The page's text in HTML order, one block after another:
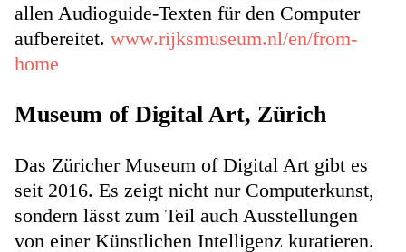
allen Audioguide-Texten für den Computer
aufbereitet. www.rijksmuseum.nl/en/from-
home
Museum of Digital Art, Zürich
Das Züricher Museum of Digital Art gibt es
seit 2016. Es zeigt nicht nur Computerkunst,
sondern lässt zum Teil auch Ausstellungen
von einer Künstlichen Intelligenz kuratieren.